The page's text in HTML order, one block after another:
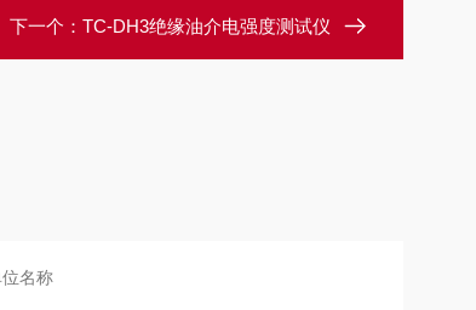
下一个： TC-DH3绝缘油介电强度测试仪